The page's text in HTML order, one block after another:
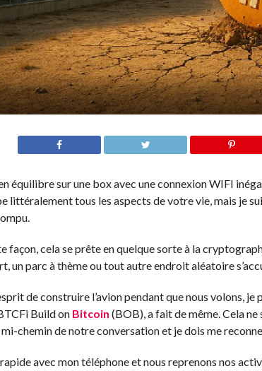
équilibre sur une box avec une connexion WIFI
littéralement tous les aspects de votre vie, mais je
façon, cela se prête en quelque sorte à la
un parc à thème ou tout autre endroit aléatoire
de construire l’avion pendant que nous volons,
Build on Bitcoin (BOB), a fait de même. Cela
chemin de notre conversation et je dois me
avec mon téléphone et nous reprenons nos